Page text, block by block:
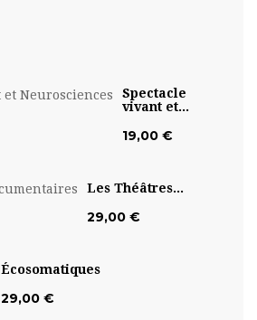
Spectacle
vivant et...
19,00 €
Les Théâtres...
29,00 €
Écosomatiques
29,00 €